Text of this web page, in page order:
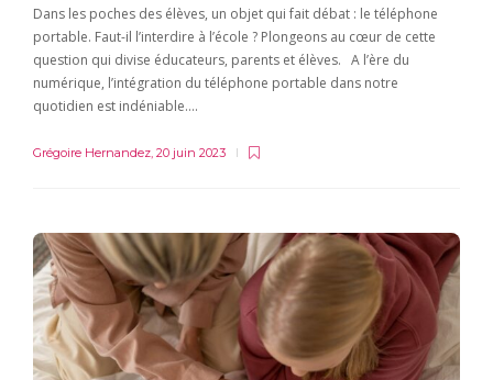
Dans les poches des élèves, un objet qui fait débat : le téléphone
portable. Faut-il l’interdire à l’école ? Plongeons au cœur de cette
question qui divise éducateurs, parents et élèves. A l’ère du
numérique, l’intégration du téléphone portable dans notre
quotidien est indéniable….
Grégoire Hernandez 20 juin 2023